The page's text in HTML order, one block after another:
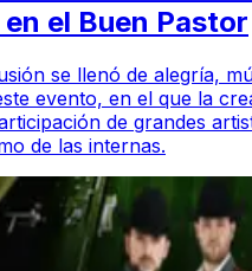
el Buen Pastor
se llenó de alegría,
evento, en el que la
de grandes
de las internas.